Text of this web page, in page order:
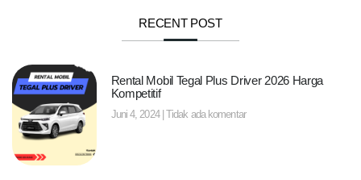
RECENT POST
Rental Mobil Tegal Plus Driver 2026 Harga
Kompetitif
Juni 4, 2024 Tidak ada komentar